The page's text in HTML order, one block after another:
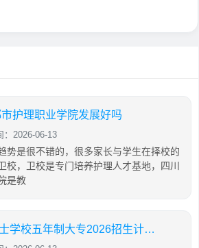
护理职业学院发展好吗
：2026-06-13
势是很不错的，很多家长与学生在择校的
校，卫校是专门培养护理人才基地，四川
是教
四川省人民医院护士学校五年制大专2026招生计划「2026年更新」